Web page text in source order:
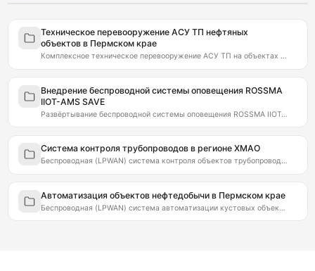
Техническое перевооружение АСУ ТП нефтяных
объектов в Пермском крае
Комплексное техническое перевооружение АСУ ТП на объектах нефтедобычи…
Внедрение беспроводной системы оповещения ROSSMA
IIOT-AMS SAVE
Развёртывание беспроводной системы оповещения ROSSMA IIOT-AMS SAVE на…
Система контроля трубопроводов в регионе ХМАО
Беспроводная (LPWAN) система контроля объектов трубопроводного транспорта на…
Автоматизация объектов нефтедобычи в Пермском крае